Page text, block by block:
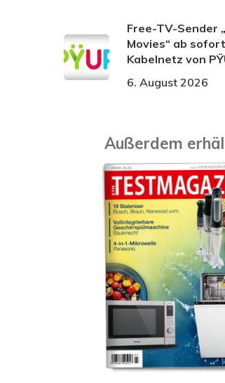
Free-TV-Sender
Movies“ ab
Kabelnetz von
6. August 2026
Außerdem